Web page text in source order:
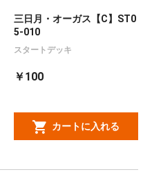
三日月・オーガス【C】ST0
5-010
スタートデッキ
￥100
カートに入れる